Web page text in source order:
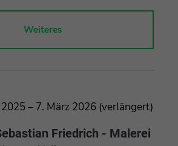
Weiteres
– 7. März 2026 (verlängert)
Friedrich - Malerei